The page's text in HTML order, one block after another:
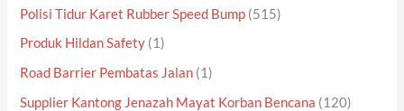
Polisi Tidur Karet Rubber Speed Bump (515)
Produk Hildan Safety (1)
Road Barrier Pembatas Jalan (1)
Supplier Kantong Jenazah Mayat Korban Bencana (120)